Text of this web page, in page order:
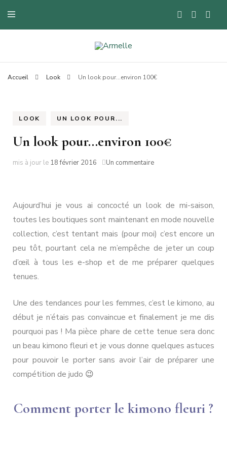
Armelle
Blog mode à Nantes, lifestyle, beauté et bons plans.
Accueil Look Un look pour…environ 100€
LOOK UN LOOK POUR...
Un look pour…environ 100€
mis à jour le 18 février 2016 Un commentairesur
environ
Aujourd’hui je vous ai concocté un look de mi-saison,
toutes les boutiques sont maintenant en mode nouvelle
collection, c’est tentant mais (pour moi) c’est encore un
peu tôt, pourtant cela ne m’empêche de jeter un coup
d’œil à tous les e-shop et de me préparer quelques
tenues.
Une des tendances pour les femmes, c’est le kimono, au
début je n’étais pas convaincue et finalement je me dis
pourquoi pas ! Ma pièce phare de cette tenue sera donc
un beau kimono fleuri et je vous donne quelques astuces
pour pouvoir le porter sans avoir l’air de préparer une
compétition de judo 😉
Comment porter le kimono fleuri ?